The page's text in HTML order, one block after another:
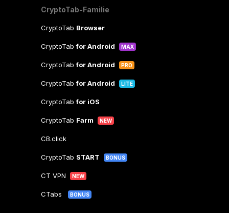
CryptoTab-Familie
CryptoTab Browser
CryptoTabfor Android MAX
CryptoTabfor Android PRO
CryptoTabfor Android LITE
CryptoTabfor iOS
CryptoTab Farm NEW
CB.click
CryptoTab START BONUS
CT VPN NEW
CTabs BONUS